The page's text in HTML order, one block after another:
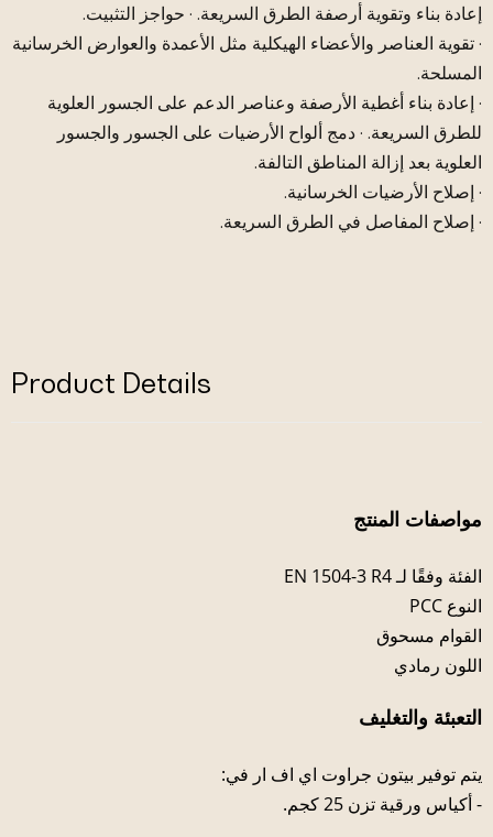
إعادة بناء وتقوية أرصفة الطرق السريعة. · حواجز التثبيت.
· تقوية العناصر والأعضاء الهيكلية مثل الأعمدة والعوارض الخرسانية
المسلحة.
· إعادة بناء أغطية الأرصفة وعناصر الدعم على الجسور العلوية
للطرق السريعة. · دمج ألواح الأرضيات على الجسور والجسور
العلوية بعد إزالة المناطق التالفة.
· إصلاح الأرضيات الخرسانية.
· إصلاح المفاصل في الطرق السريعة.
Product Details
مواصفات المنتج
الفئة وفقًا لـ EN 1504-3 R4
النوع PCC
القوام مسحوق
اللون رمادي
التعبئة والتغليف
يتم توفير بيتون جراوت اي اف ار في:
- أكياس ورقية تزن 25 كجم.